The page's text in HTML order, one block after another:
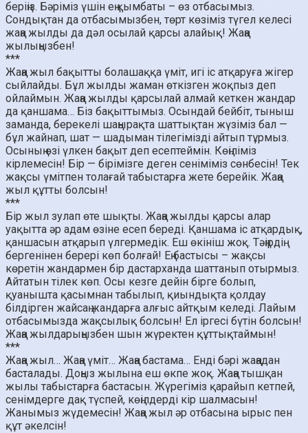
беріңіз. Бәріміз үшін ең қымбаты – өз отбасымыз.
Сондықтан да отбасымызбен, төрт көзіміз түгел келесі
жаңа жылды да дәл осылай қарсы алайық! Жаңа
жылыңызбен!
***
Жаңа жыл бақытты болашаққа үміт, игі іс атқаруға жігер
сыйлайды. Бұл жылды жаман өткізген жоқпыз деп
ойлаймын. Жаңа жылды қарсылай алмай кеткен жандар
да қаншама… Біз бақыттымыз. Осындай бейбіт, тыныш
заманда, берекелі шаңырақта шаттықтан жүзіміз бал —
бұл жайнап, шат — шадыман тілегімізді айтып тұрмыз.
Осының өзі үлкен бақыт деп есептеймін. Көңіліміз
кірлемесін! Бір — бірімізге деген сеніміміз сөнбесін! Тек
жақсы үмітпен толағай табыстарға жете берейік. Жаңа
жыл құтты болсын!
***
Бір жыл зулап өте шықты. Жаңа жылды қарсы алар
уақытта әр адам өзіне есеп береді. Қаншама іс атқардық,
қаншасын атқарып үлгермедік. Еш өкініш жоқ. Тәңірдің
бергенінен берері көп болғай! Ең бастысы – жақсы
көретін жандармен бір дастарханда шаттанып отырмыз.
Айтатын тілек көп. Осы кезге дейін бірге болып,
қуанышта қасымнан табылып, қиындықта қолдау
білдірген жайсаң жандарға алғыс айтқым келеді. Лайым
отбасымызда жақсылық болсын! Ел іргесі бүтін болсын!
Жаңа жылдарыңызбен шын жүректен құттықтаймын!
***
Жаңа жыл… Жаңа үміт… Жаңа бастама… Енді бәрі жаңадан
басталады. Доңыз жылына еш өкпе жоқ. Жаңа тышқан
жылы табыстарға бастасын. Жүрегіміз қарайып кетпей,
сенімдерге дақ түспей, көңілдерді кір шалмасын!
Жанымыз жүдемесін! Жаңа жыл әр отбасына ырыс пен
құт әкелсін!